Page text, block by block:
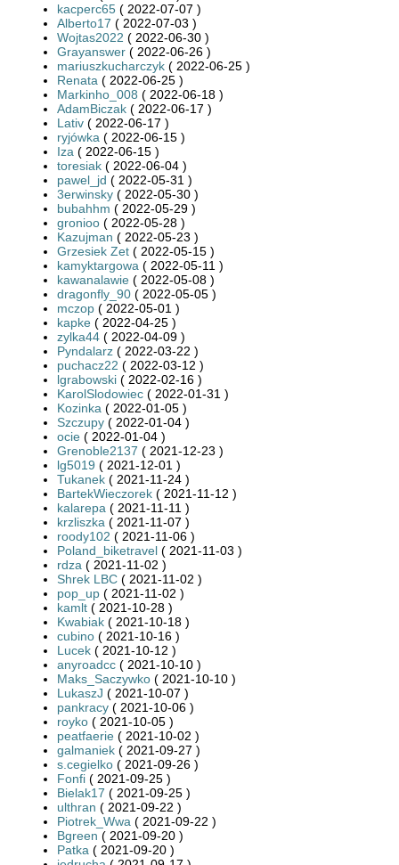
kacperc65 ( 2022-07-07 )
Alberto17 ( 2022-07-03 )
Wojtas2022 ( 2022-06-30 )
Grayanswer ( 2022-06-26 )
mariuszkucharczyk ( 2022-06-25 )
Renata ( 2022-06-25 )
Markinho_008 ( 2022-06-18 )
AdamBiczak ( 2022-06-17 )
Lativ ( 2022-06-17 )
ryjówka ( 2022-06-15 )
Iza ( 2022-06-15 )
toresiak ( 2022-06-04 )
pawel_jd ( 2022-05-31 )
3erwinsky ( 2022-05-30 )
bubahhm ( 2022-05-29 )
gronioo ( 2022-05-28 )
Kazujman ( 2022-05-23 )
Grzesiek Zet ( 2022-05-15 )
kamyktargowa ( 2022-05-11 )
kawanalawie ( 2022-05-08 )
dragonfly_90 ( 2022-05-05 )
mczop ( 2022-05-01 )
kapke ( 2022-04-25 )
zylka44 ( 2022-04-09 )
Pyndalarz ( 2022-03-22 )
puchacz22 ( 2022-03-12 )
lgrabowski ( 2022-02-16 )
KarolSlodowiec ( 2022-01-31 )
Kozinka ( 2022-01-05 )
Szczupy ( 2022-01-04 )
ocie ( 2022-01-04 )
Grenoble2137 ( 2021-12-23 )
lg5019 ( 2021-12-01 )
Tukanek ( 2021-11-24 )
BartekWieczorek ( 2021-11-12 )
kalarepa ( 2021-11-11 )
krzliszka ( 2021-11-07 )
roody102 ( 2021-11-06 )
Poland_biketravel ( 2021-11-03 )
rdza ( 2021-11-02 )
Shrek LBC ( 2021-11-02 )
pop_up ( 2021-11-02 )
kamlt ( 2021-10-28 )
Kwabiak ( 2021-10-18 )
cubino ( 2021-10-16 )
Lucek ( 2021-10-12 )
anyroadcc ( 2021-10-10 )
Maks_Saczywko ( 2021-10-10 )
LukaszJ ( 2021-10-07 )
pankracy ( 2021-10-06 )
royko ( 2021-10-05 )
peatfaerie ( 2021-10-02 )
galmaniek ( 2021-09-27 )
s.cegielko ( 2021-09-26 )
Fonfi ( 2021-09-25 )
Bielak17 ( 2021-09-25 )
ulthran ( 2021-09-22 )
Piotrek_Wwa ( 2021-09-22 )
Bgreen ( 2021-09-20 )
Patka ( 2021-09-20 )